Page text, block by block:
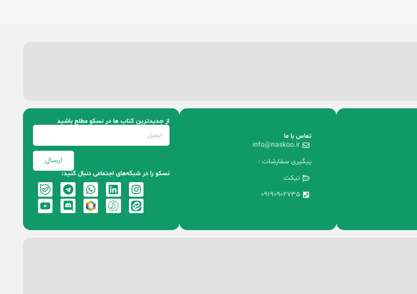
تماس با ما
info@naskoo.ir
پیگیری سفارشات :
تیکت
09190902735
از جدیدترین کتاب‌ ها در نسکو مطلع باشید
ارسال
نسکو را در شبکه‌های اجتماعی دنبال کنید: